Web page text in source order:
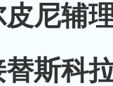
尼辅
斯科